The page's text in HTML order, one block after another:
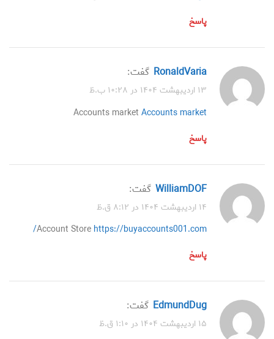
پاسخ
RonaldVaria گفت:
۱۳ اردیبهشت ۱۴۰۴ در ۱۰:۲۸ ب.ظ
Accounts market Accounts market
پاسخ
WilliamDOF گفت:
۱۴ اردیبهشت ۱۴۰۴ در ۸:۱۲ ق.ظ
Account Store https://buyaccounts001.com/
پاسخ
EdmundDug گفت:
۱۵ اردیبهشت ۱۴۰۴ در ۱:۱۰ ق.ظ